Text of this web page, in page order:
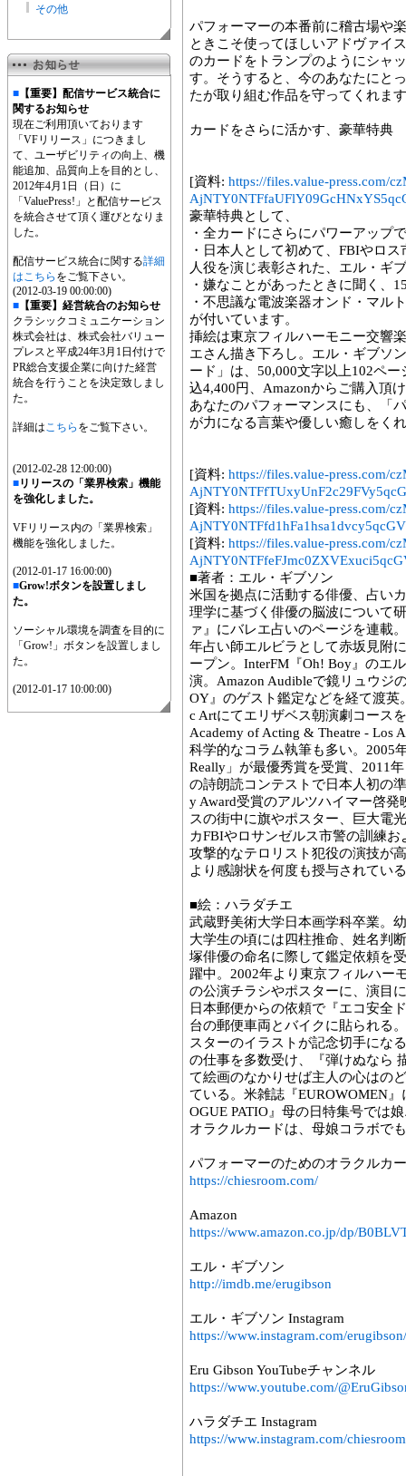
その他
■ 【重要】配信サービス統合に
関するお知らせ
現在ご利用頂いております
「VFリリース」につきまし
て、ユーザビリティの向上、機
能追加、品質向上を目的とし、
2012年4月1日（日）に
「ValuePress!」と配信サービス
を統合させて頂く運びとなりま
した。
配信サービス統合に関する詳細
はこちら をご覧下さい。
(2012-03-19 00:00:00)
■ 【重要】経営統合のお知らせ
クラシックコミュニケーション
株式会社は、株式会社バリュー
プレスと平成24年3月1日付けで
PR総合支援企業に向けた経営
統合を行うことを決定致しまし
た。
詳細はこちら をご覧下さい。
(2012-02-28 12:00:00)
■リリースの「業界検索」機能
を強化しました。
VFリリース内の「業界検索」
機能を強化しました。
(2012-01-17 16:00:00)
■Grow!ボタンを設置しまし
た。
ソーシャル環境を調査を目的に
「Grow!」ボタンを設置しまし
た。
(2012-01-17 10:00:00)
パフォーマーの本番前に稽古場や
ときこそ使ってほしいアドヴァイ
のカードをトランプのようにシャ
す。そうすると、今のあなたにと
たが取り組む作品を守ってくれま
カードをさらに活かす、豪華特典
[資料: https://files.value-press.com/
豪華特典として、
・全カードにさらにパワーアップ
・日本人として初めて、FBIやロ
人役を演じ表彰された、エル・ギ
・嫌なことがあったときに聞く、
・不思議な電波楽器オンド・マル
が付いています。
挿絵は東京フィルハーモニー交響
エさん描き下ろし。エル・ギブソ
ード」は、50,000文字以上102ペ
込4,400円、Amazonからご購入頂
あなたのパフォーマンスにも、「
が力になる言葉や優しい癒しをく
[資料: https://files.value-press.com/
[資料: https://files.value-press.com/
[資料: https://files.value-press.com/
■著者：エル・ギブソン
米国を拠点に活動する俳優、占い
理学に基づく俳優の脳波について
ァ』にバレエ占いのページを連載
年占い師エルビラとして赤坂見附
ープン。InterFM『Oh! Boy』のエ
演。Amazon Audibleで鏡リュウジ
OY』のゲスト鑑定などを経て渡英
c Artにてエリザベス朝演劇コース
Academy of Acting & Theatre - Los
科学的なコラム執筆も多い。2005
Really」が最優秀賞を受賞、2011
の詩朗読コンテストで日本人初の
y Award受賞のアルツハイマー啓
スの街中に旗やポスター、巨大電
カFBIやロサンゼルス市警の訓練
攻撃的なテロリスト犯役の演技が
より感謝状を何度も授与されてい
■絵：ハラダチエ
武蔵野美術大学日本画学科卒業。
大学生の頃には四柱推命、姓名判
塚俳優の命名に際して鑑定依頼を
躍中。2002年より東京フィルハー
の公演チラシやポスターに、演目
日本郵便からの依頼で『エコ安全
台の郵便車両とバイクに貼られる
スターのイラストが記念切手にな
の仕事を多数受け、『弾けぬなら
て絵画のなかりせば主人の心はの
ている。米雑誌『EUROWOMEN
OGUE PATIO』母の日特集号では
オラクルカードは、母娘コラボで
パフォーマーのためのオラクルカ
https://chiesroom.com/
Amazon
https://www.amazon.co.jp/dp/
エル・ギブソン
http://imdb.me/erugibson
エル・ギブソン Instagram
https://www.instagram.com/erugibson/
Eru Gibson YouTubeチャンネル
https://www.youtube.com/
ハラダチエ Instagram
https://www.instagram.com/